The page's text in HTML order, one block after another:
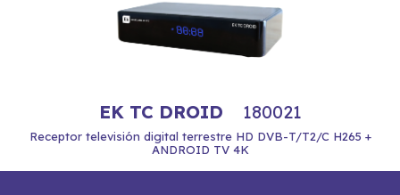
EK TC DROID 180021
Receptor televisión digital terrestre HD DVB-T/T2/C H265 +
ANDROID TV 4K